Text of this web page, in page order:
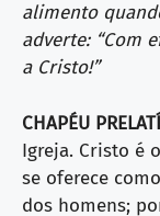
alimento
adverte: “Com
a Cristo!”
CHAPÉU
Igreja. Cristo é
se oferece
dos homens;